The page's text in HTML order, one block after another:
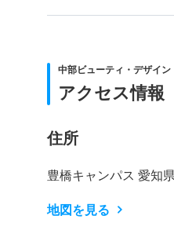
中部ビューティ・デザイ
アクセス情報
住所
豊橋キャンパス 愛知
地図を見る